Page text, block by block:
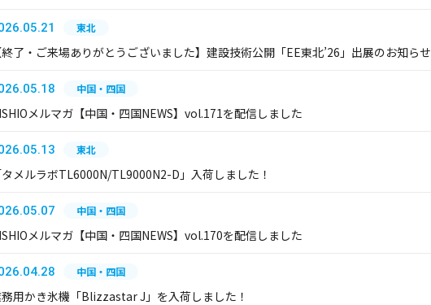
東北
終了・ご来場ありがとうございました】建設技術公開「EE東北’26」出展のお知らせ
中国・四国
メルマガ【中国・四国NEWS】vol.171を配信しました
東北
タメルラボTL6000N/TL9000N2-D」入荷しました！
中国・四国
メルマガ【中国・四国NEWS】vol.170を配信しました
中国・四国
用かき氷機「Blizzastar J」を入荷しました！